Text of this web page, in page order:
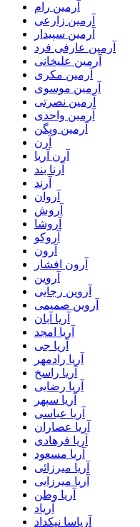
آرمین رام
آرمین زارعی
آرمین سپیدار
آرمین عارفی فرد
آرمین علیخانی
آرمین مکری
آرمین موسوی
آرمین نصرتی
آرمین واحدی
آرمین ویگن
آرن
آرن آریا
آرنا بند
آرند
آروان
آروش
آروشا
آروکو
آرون
آرون افشار
آروین
آروین رجایی
آروین صمیمی
آریا آبان
آریا امجد
آریا جی
آریا رادمهر
آریا راسخ
آریا رضایی
آریا سپهر
آریا عباسی
آریا عصاران
آریا فرهادی
آریا مسعود
آریا میرزائی
آریا میرزایی
آریا وطن
آریاد
آریاسا نیکداد